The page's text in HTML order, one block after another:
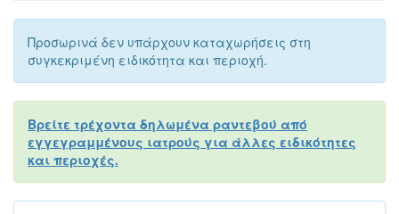
Προσωρινά δεν υπάρχουν καταχωρήσεις στη
συγκεκριμένη ειδικότητα και περιοχή.
Βρείτε τρέχοντα δηλωμένα ραντεβού από
εγγεγραμμένους ιατρούς για άλλες ειδικότητες
και περιοχές.